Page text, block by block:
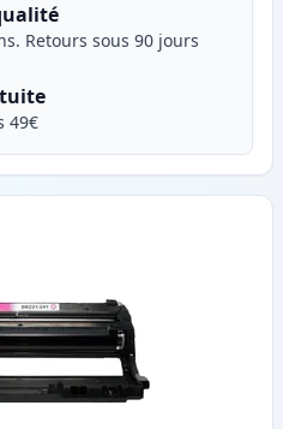
Retours sous 90 jours
49€